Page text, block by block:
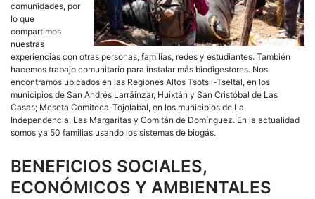
comunidades, por
lo que
compartimos
nuestras
experiencias con otras personas, familias, redes y estudiantes. También
hacemos trabajo comunitario para instalar más biodigestores. Nos
encontramos ubicados en las Regiones Altos Tsotsil-Tseltal, en los
municipios de San Andrés Larráinzar, Huixtán y San Cristóbal de Las
Casas; Meseta Comiteca-Tojolabal, en los municipios de La
Independencia, Las Margaritas y Comitán de Domínguez. En la actualidad
somos ya 50 familias usando los sistemas de biogás.
BENEFICIOS SOCIALES,
ECONÓMICOS Y AMBIENTALES